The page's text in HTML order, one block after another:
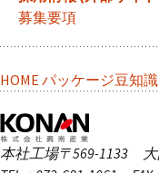
募集要項
HOME パッケージ豆知識
本社工場〒569-1133 大